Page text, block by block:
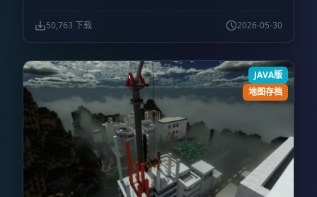
摒弃传统 Minecraft 的游玩逻辑（如“遇到墙就挖”或“物
品只是合成材料”）。在本作中，
任何物品都具备其真实
的。请像在一个真实世界中那样去思考问题，否则您将陷
入严重的卡关困境。
若您选择双人联机模式，请务必在服务器配置文件
（server.properties）中将指令方块选项设置为开启状
必须在非和平模式下运行，否则关键的怪物与剧情事件将
无法生成。材质包特别说明：下载的资源包通常包含专
用材质。请严禁解压缩 该 zip 格式的材质包。 该材质包
为作者纯手工绘制，包含大量剧情相关的独家纹理，严禁
任何形式的擅自篡改、提取或二次拷贝。请尊重创作者的
心血，保持原汁原味。
50,763 下载 2026-05-30
JAVA版
地图存档